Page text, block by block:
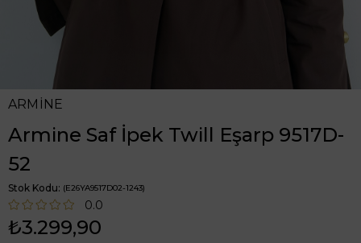
ARMİNE
Armine Saf İpek Twill Eşarp 9517D-
52
Stok Kodu (E26YA9517D02-1243)
0.0
₺3.299,90